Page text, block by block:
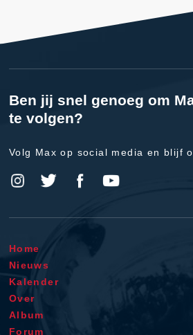
Ben jij snel genoeg om
te volgen?
Volg Max op social media en blijf
Home
Nieuws
Kalender
Over
Album
Forum